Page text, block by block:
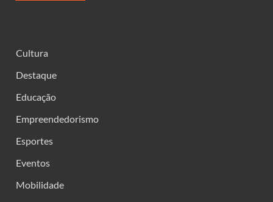
Cultura
Destaque
Educação
Empreendedorismo
Esportes
Eventos
Mobilidade